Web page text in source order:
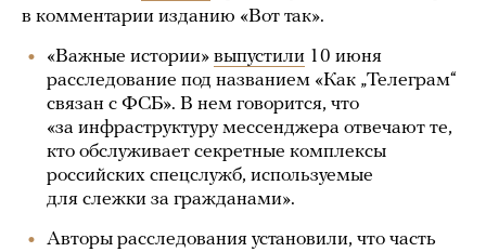
в комментарии изданию «Вот так».
«Важные истории» выпустили 10 июня
расследование под названием «Как „Телеграм“
связан с ФСБ». В нем говорится, что
«за инфраструктуру мессенджера отвечают те,
кто обслуживает секретные комплексы
российских спецслужб, используемые
для слежки за гражданами».
Авторы расследования установили, что часть